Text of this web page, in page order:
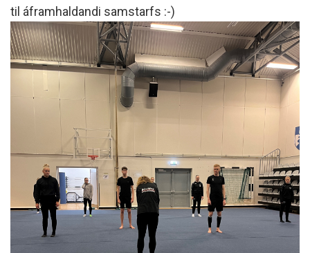
til áframhaldandi samstarfs :-)